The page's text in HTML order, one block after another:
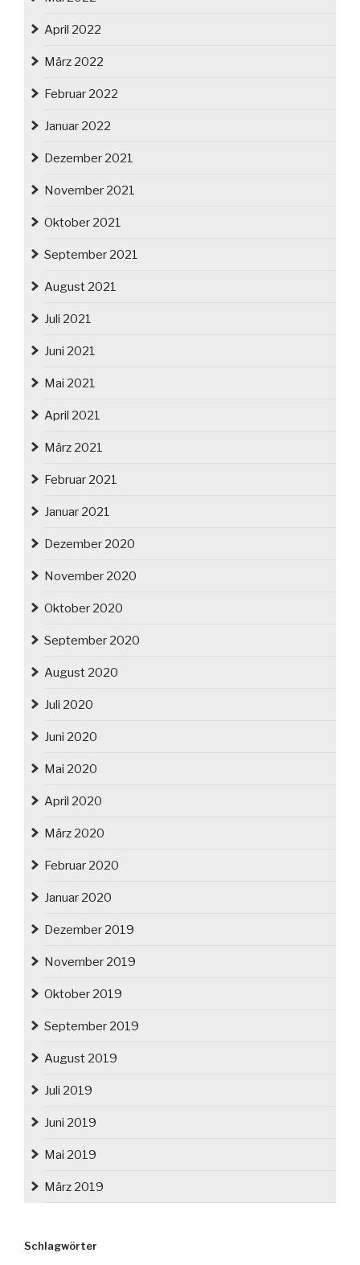
April 2022
März 2022
Februar 2022
Januar 2022
Dezember 2021
November 2021
Oktober 2021
September 2021
August 2021
Juli 2021
Juni 2021
Mai 2021
April 2021
März 2021
Februar 2021
Januar 2021
Dezember 2020
November 2020
Oktober 2020
September 2020
August 2020
Juli 2020
Juni 2020
Mai 2020
April 2020
März 2020
Februar 2020
Januar 2020
Dezember 2019
November 2019
Oktober 2019
September 2019
August 2019
Juli 2019
Juni 2019
Mai 2019
März 2019
Schlagwörter